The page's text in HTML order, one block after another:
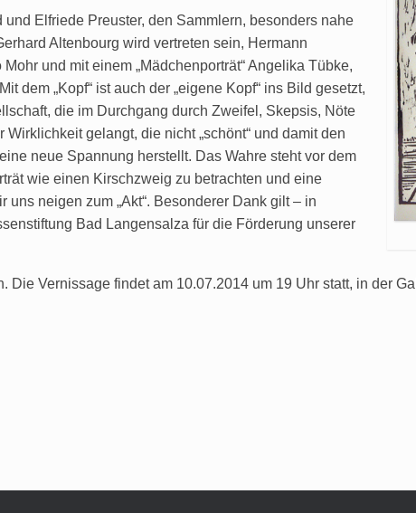
Elfriede Preuster, den Sammlern, besonders nahe
Altenbourg wird vertreten sein, Hermann
und mit einem „Mädchenporträt“ Angelika Tübke,
dem „Kopf“ ist auch der „eigene Kopf“ ins Bild gesetzt,
die im Durchgang durch Zweifel, Skepsis, Nöte
gelangt, die nicht „schönt“ und damit den
neue Spannung herstellt. Das Wahre steht vor dem
wie einen Kirschzweig zu betrachten und eine
neigen zum „Akt“. Besonderer Dank gilt – in
Bad Langensalza für die Förderung unserer
Die Vernissage findet am 10.07.2014 um 19 Uhr statt, in der